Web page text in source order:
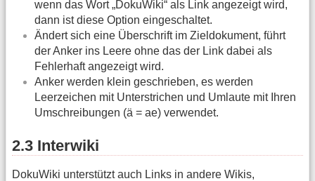
wenn das Wort „DokuWiki“ als Link angezeigt wird,
dann ist diese Option eingeschaltet.
Ändert sich eine Überschrift im Zieldokument, führt
der Anker ins Leere ohne das der Link dabei als
Fehlerhaft angezeigt wird.
Anker werden klein geschrieben, es werden
Leerzeichen mit Unterstrichen und Umlaute mit Ihren
Umschreibungen (ä = ae) verwendet.
2.3 Interwiki
DokuWiki unterstützt auch Links in andere Wikis,